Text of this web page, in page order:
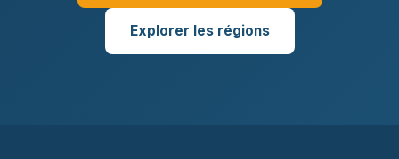
Explorer les régions